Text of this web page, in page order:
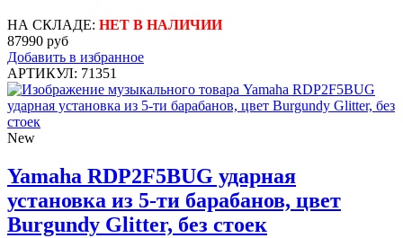
НА СКЛАДЕ: НЕТ В НАЛИЧИИ
87990 руб
Добавить в избранное
АРТИКУЛ: 71351
New
Yamaha RDP2F5BUG ударная
установка из 5-ти барабанов, цвет
Burgundy Glitter, без стоек